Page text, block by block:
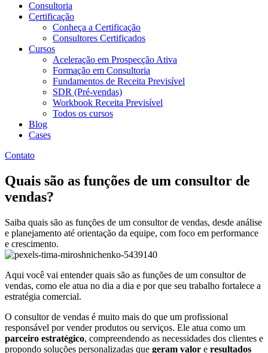
Consultoria
Certificação
Conheça a Certificação
Consultores Certificados
Cursos
Aceleração em Prospecção Ativa
Formação em Consultoria
Fundamentos de Receita Previsível
SDR (Pré-vendas)
Workbook Receita Previsível
Todos os cursos
Blog
Cases
Contato
Quais são as funções de um consultor de
vendas?
Saiba quais são as funções de um consultor de vendas, desde análise
e planejamento até orientação da equipe, com foco em performance
e crescimento.
Aqui você vai entender quais são as funções de um consultor de
vendas, como ele atua no dia a dia e por que seu trabalho fortalece a
estratégia comercial.
O consultor de vendas é muito mais do que um profissional
responsável por vender produtos ou serviços. Ele atua como um
parceiro estratégico, compreendendo as necessidades dos clientes e
propondo soluções personalizadas que geram valor e resultados